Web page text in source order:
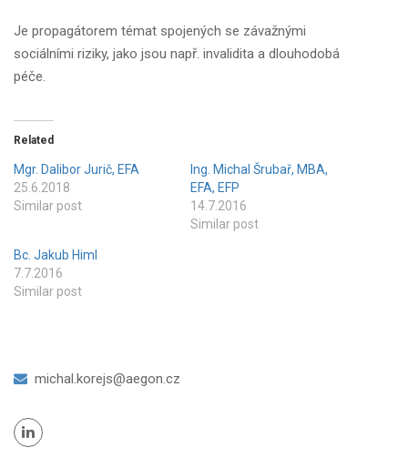
Je propagátorem témat spojených se závažnými
sociálními riziky, jako jsou např. invalidita a dlouhodobá
péče.
Related
Mgr. Dalibor Jurič, EFA
25.6.2018
Similar post
Ing. Michal Šrubař, MBA,
EFA, EFP
14.7.2016
Similar post
Bc. Jakub Himl
7.7.2016
Similar post
michal.korejs@aegon.cz